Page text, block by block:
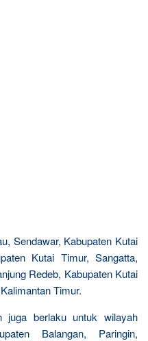
Sendawar, Kabupaten Kutai
Kutai Timur, Sangatta,
Redeb, Kabupaten Kutai
Timur.
juga berlaku untuk wilayah
Balangan, Paringin,